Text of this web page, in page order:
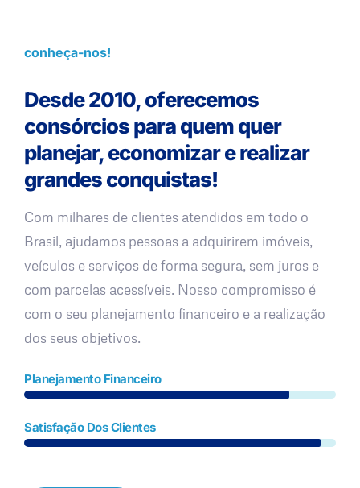
conheça-nos!
Desde 2010, oferecemos
consórcios para quem quer
planejar, economizar e realizar
grandes conquistas!
Com milhares de clientes atendidos em todo o
Brasil, ajudamos pessoas a adquirirem imóveis,
veículos e serviços de forma segura, sem juros e
com parcelas acessíveis. Nosso compromisso é
com o seu planejamento financeiro e a realização
dos seus objetivos.
Planejamento Financeiro
Satisfação Dos Clientes